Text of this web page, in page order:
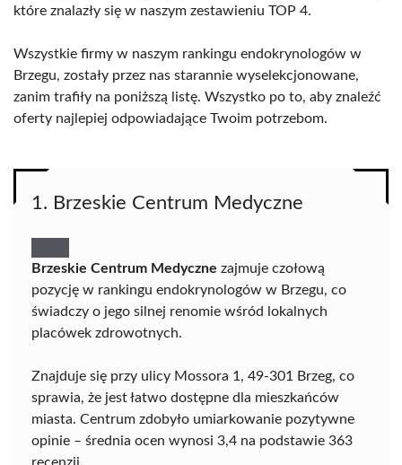
które znalazły się w naszym zestawieniu TOP 4.
Wszystkie firmy w naszym rankingu endokrynologów w
Brzegu, zostały przez nas starannie wyselekcjonowane,
zanim trafiły na poniższą listę. Wszystko po to, aby znaleźć
oferty najlepiej odpowiadające Twoim potrzebom.
1. Brzeskie Centrum Medyczne
Brzeskie Centrum Medyczne zajmuje czołową
pozycję w rankingu endokrynologów w Brzegu, co
świadczy o jego silnej renomie wśród lokalnych
placówek zdrowotnych.
Znajduje się przy ulicy Mossora 1, 49-301 Brzeg, co
sprawia, że jest łatwo dostępne dla mieszkańców
miasta. Centrum zdobyło umiarkowanie pozytywne
opinie – średnia ocen wynosi 3,4 na podstawie 363